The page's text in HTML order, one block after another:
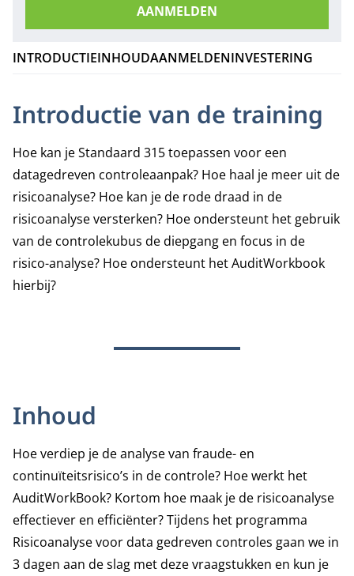
AANMELDEN
INTRODUCTIEINHOUDAANMELDENINVESTERING
Introductie van de training
Hoe kan je Standaard 315 toepassen voor een
datagedreven controleaanpak? Hoe haal je meer uit de
risicoanalyse? Hoe kan je de rode draad in de
risicoanalyse versterken? Hoe ondersteunt het gebruik
van de controlekubus de diepgang en focus in de
risico-analyse? Hoe ondersteunt het AuditWorkbook
hierbij?
Inhoud
Hoe verdiep je de analyse van fraude- en
continuïteitsrisico’s in de controle? Hoe werkt het
AuditWorkBook? Kortom hoe maak je de risicoanalyse
effectiever en efficiënter? Tijdens het programma
Risicoanalyse voor data gedreven controles gaan we in
3 dagen aan de slag met deze vraagstukken en kun je